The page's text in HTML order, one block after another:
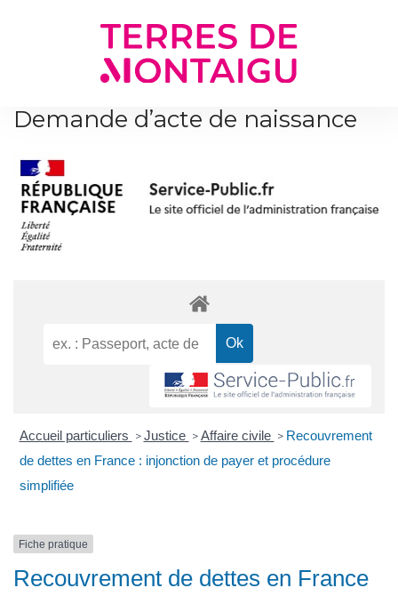
Demande d’acte de naissance
Accueil particuliers > Justice > Affaire civile > Recouvrement
de dettes en France : injonction de payer et procédure
simplifiée
Fiche pratique
Recouvrement de dettes en France